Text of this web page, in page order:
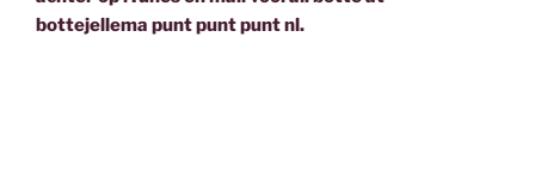
bottejellema punt punt punt nl.